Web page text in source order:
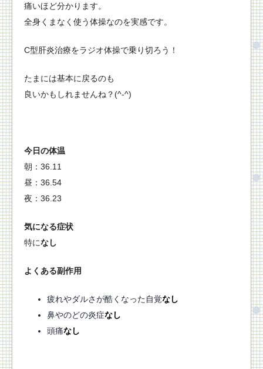
痛いほど分かります。
全身くまなく使う体操なのを実感です。
C型肝炎治療をラジオ体操で乗り切ろう！
たまには基本に戻るのも
良いかもしれませんね？(^-^)
今日の体温
朝：36.11
昼：36.54
夜：36.23
気になる症状
特になし
よくある副作用
疲れやダルさが酷くなった自覚なし
鼻やのどの炎症なし
頭痛なし